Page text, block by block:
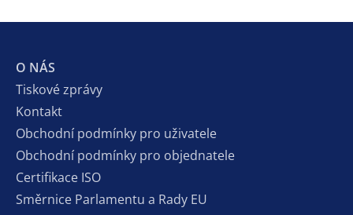
O NÁS
Tiskové zprávy
Kontakt
Obchodní podmínky pro uživatele
Obchodní podmínky pro objednatele
Certifikace ISO
Směrnice Parlamentu a Rady EU